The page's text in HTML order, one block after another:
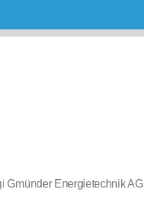
Gmünder Energietechnik AG